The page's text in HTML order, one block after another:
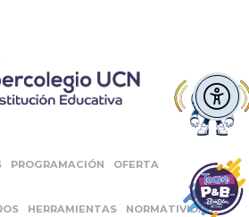
PROGRAMACIÓN OFERTA
HERRAMIENTAS NORMATIVIDAD